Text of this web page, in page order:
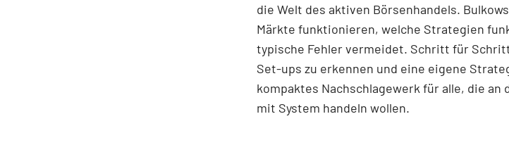
die Welt des aktiven Börsenhandels.
Märkte funktionieren, welche Strategien
typische Fehler vermeidet. Schritt für
Set-ups zu erkennen und eine eigene
kompaktes Nachschlagewerk für alle, die
mit System handeln wollen.